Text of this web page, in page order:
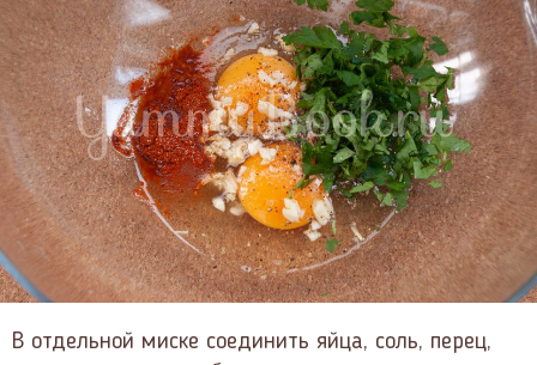
В отдельной миске соединить яйца, соль, перец,